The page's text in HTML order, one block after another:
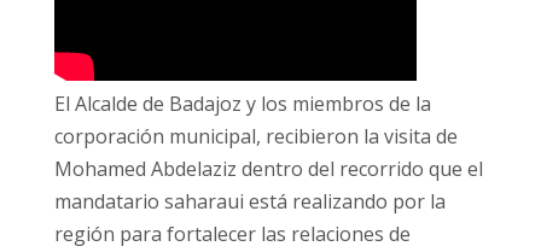
El Alcalde de Badajoz y los miembros de la
corporación municipal, recibieron la visita de
Mohamed Abdelaziz dentro del recorrido que el
mandatario saharaui está realizando por la
región para fortalecer las relaciones de